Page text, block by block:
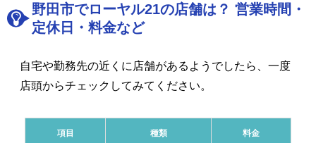
野田市でローヤル21の店舗は？ 営業時間・
定休日・料金など
自宅や勤務先の近くに店舗があるようでしたら、一度
店頭からチェックしてみてください。
項目 種類 料金